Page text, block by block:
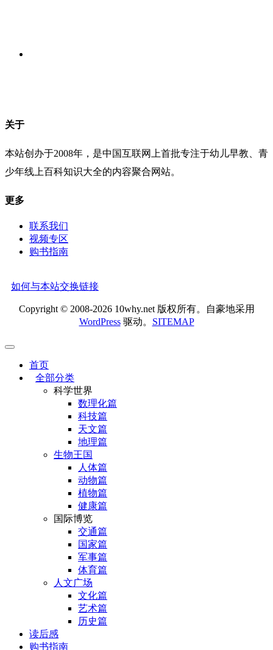
关于
本站创办于2008年，是中国互联网上首批专注于幼儿早教、青
少年线上百科知识大全的内容聚合网站。
更多
联系我们
视频专区
购书指南
如何与本站交换链接
Copyright © 2008-2026 10why.net 版权所有。自豪地采用
WordPress驱动。 SITEMAP
首页
全部分类
科学世界
数理化篇
科技篇
天文篇
地理篇
生物王国
人体篇
动物篇
植物篇
健康篇
国际博览
交通篇
国家篇
军事篇
体育篇
人文广场
文化篇
艺术篇
历史篇
读后感
购书指南